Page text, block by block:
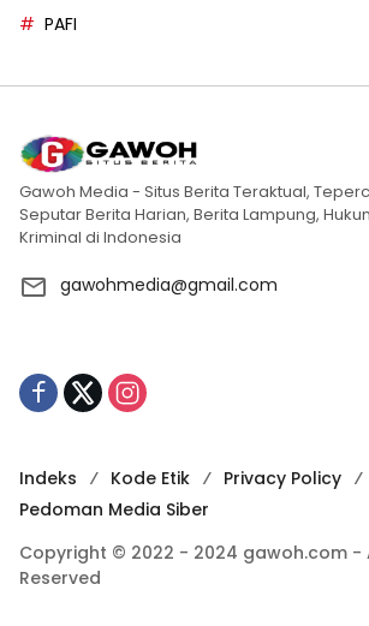
PAFI
Gawoh Media - Situs Berita Teraktual,
Seputar Berita Harian, Berita Lampung,
Kriminal di Indonesia
gawohmedia@gmail.com
Indeks Kode Etik Privacy Policy
Pedoman Media Siber
Copyright © 2022 - 2024 gawoh.com -
Reserved